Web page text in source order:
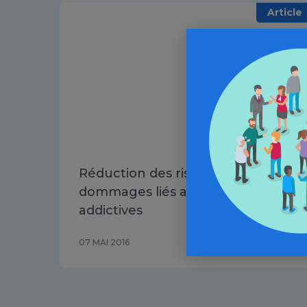
Article
Réduction des risques et des
dommages liés aux conduites
addictives
07 MAI 2016